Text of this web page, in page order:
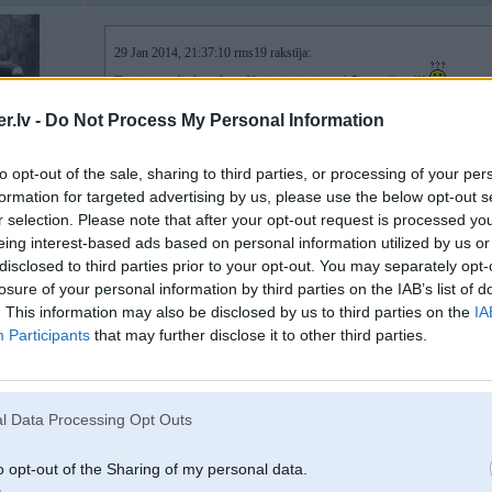
- Do Not Process My Personal Information
opt-out of the sale, sharing to third parties, or processing of your
for targeted advertising by us, please use the below opt-out
selection. Please note that after your opt-out request is processed
interest-based ads based on personal information utilized by us
to third parties prior to your opt-out. You may separately
of your personal information by third parties on the IAB’s list of
This information may also be disclosed by us to third parties on the
Participants that may further disclose it to other third parties.
Data Processing Opt Outs
opt-out of the Sharing of my personal data.
29 Jan 2014, 21:37:10 rms19 rakstīja:
Tur jau tā sāls, ka salona filtri mainīti pirms 1,5 mēnešiem!!!
hvz, rauj kkādas atgāzes iekšā no webasto sākumā? P.s.Nezinu kā e60/61
[ Šo ziņu laboja CP17, 29 Jan 2014, 21:44:07 ]
29. Jan 2014, 21:45
dzirdēti gadījumi, kad kāds košaks caur apakšu ielien dzinējā pasildīties
Atvēru, nekas nav un nekādus svešķermeņus nemana arī apakšā, kā jau